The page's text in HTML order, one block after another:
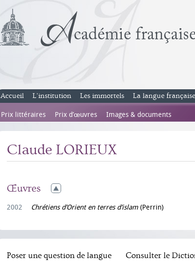
Accueil L’institution Les immortels La langue française
Prix littéraires Prix d’œuvres Images & documents
Claude LORIEUX
Œuvres
2002 Chrétiens d’Orient en terres d’islam (Perrin)
Poser une question de langue Consulter le